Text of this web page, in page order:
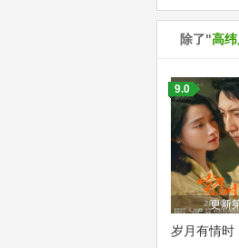
除了"高
更新
9.0
岁月有情时